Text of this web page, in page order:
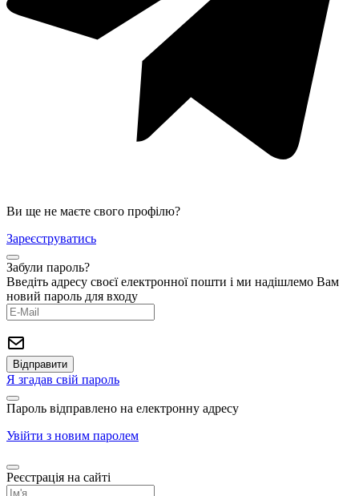
Ви ще не маєте свого профілю?
Зареєструватись
Забули пароль?
Введіть адресу своєї електронної пошти і ми надішлемо Вам
новий пароль для входу
Я згадав свій пароль
Пароль відправлено на електронну адресу
Увійти з новим паролем
Реєстрація на сайті